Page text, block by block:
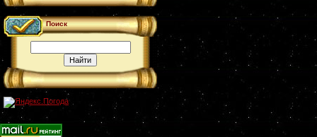
Поиск